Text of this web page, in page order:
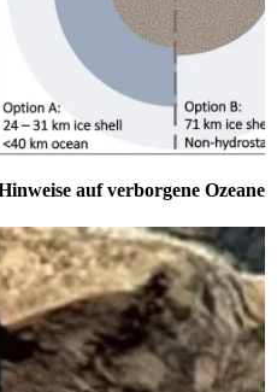
auf verborgene Ozeane